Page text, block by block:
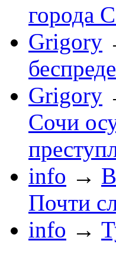
города
Grigory
Grigory
Сочи
info →
Почти
info →